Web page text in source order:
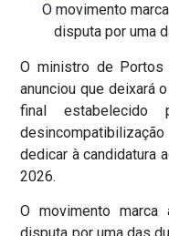
O movimento
disputa por uma
O ministro de Portos
anunciou que deixará
final estabelecido
dedicar à candidatura
2026.
O movimento